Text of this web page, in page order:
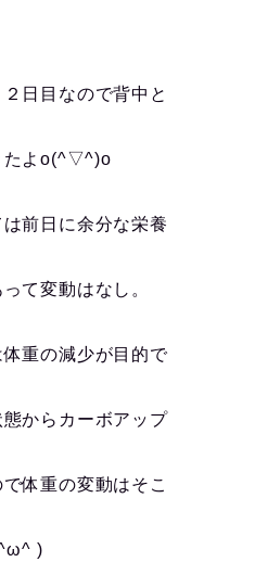
日目なので背中と
たよo(^▽^)o
前日に余分な栄養
て変動はなし。
重の減少が目的で
からカーボアップ
体重の変動はそこ
)